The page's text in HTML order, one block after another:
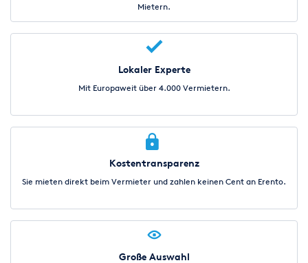
Mietern.
Lokaler Experte
Mit Europaweit über 4.000 Vermietern.
Kostentransparenz
Sie mieten direkt beim Vermieter und zahlen keinen Cent an Erento.
Große Auswahl